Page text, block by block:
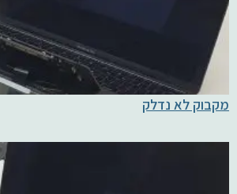
מקבוק לא נדלק